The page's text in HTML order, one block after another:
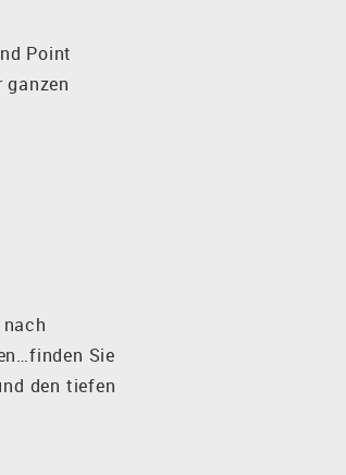
Point
ganzen
Sie
den tiefen